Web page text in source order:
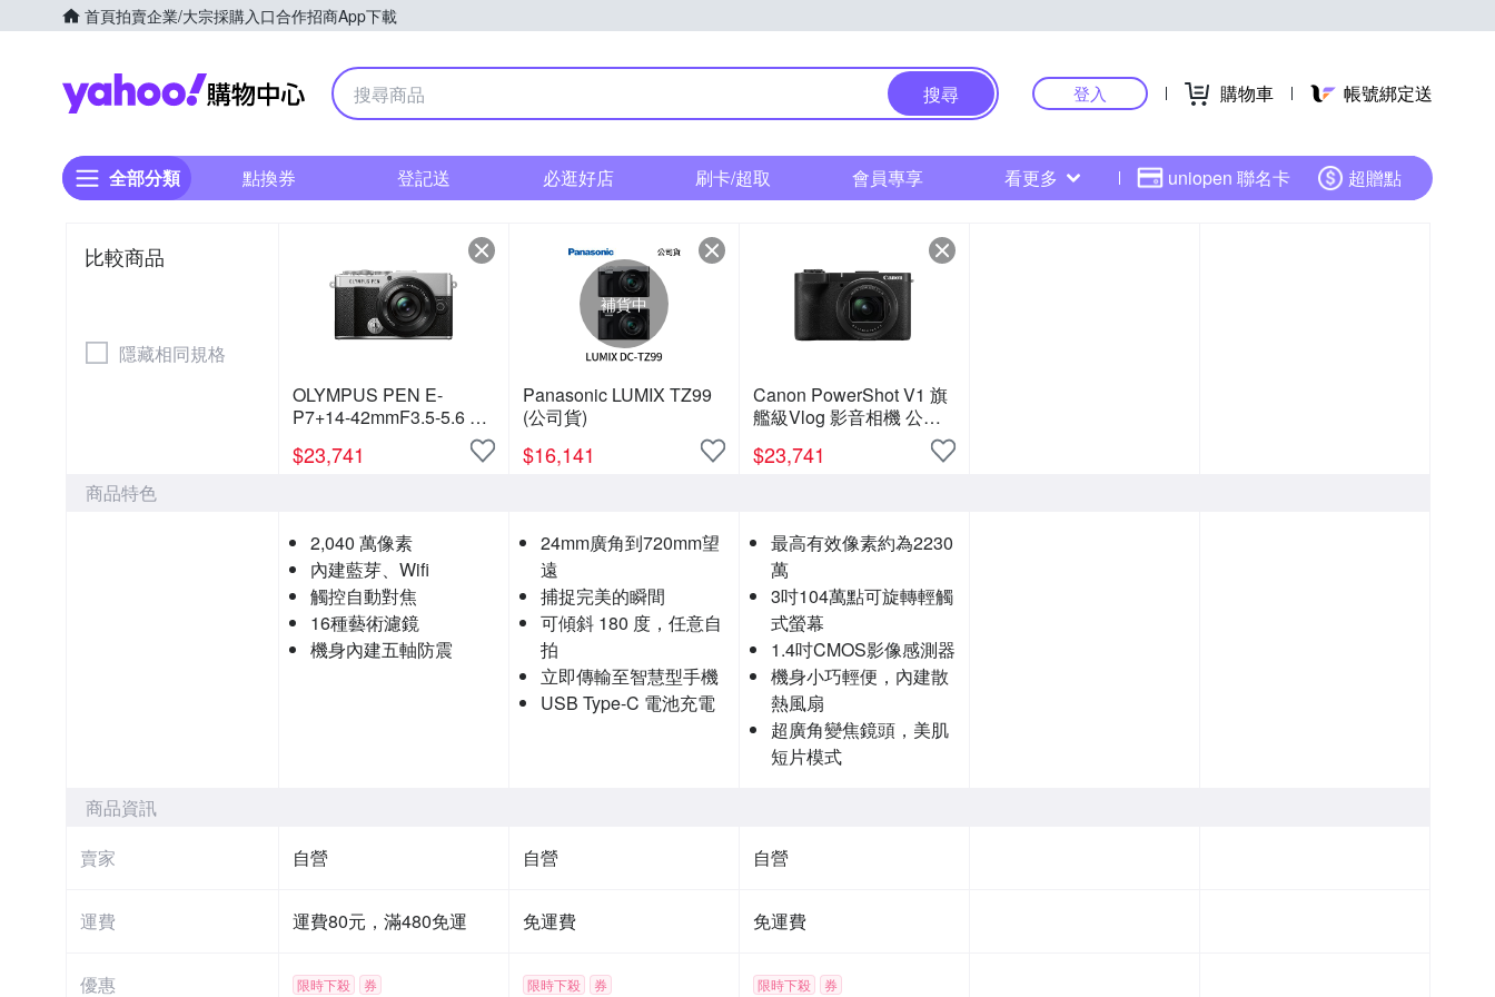
首頁拍賣企業/大宗採購入口合作招商App下載
Yahoo購物中心
搜尋 登入 購物車 帳號綁定送
全部分類 點換券 登記送 必逛好店 刷卡/超取 會員專享 看更多 uniopen 聯名卡 超贈點
比較商品
隱藏相同規格
OLYMPUS PEN E-
P7+14-42mmF3.5-5.6 鏡
$23,741
補貨中
Panasonic LUMIX TZ99
(公司貨)
$16,141
Canon PowerShot V1 旗
艦級Vlog 影音相機 公司
$23,741
商品特色
2,040 萬像素
內建藍芽、Wifi
觸控自動對焦
16種藝術濾鏡
機身內建五軸防震
24mm廣角到720mm望
遠
捕捉完美的瞬間
可傾斜 180 度，任意自
拍
立即傳輸至智慧型手機
USB Type-C 電池充電
最高有效像素約為2230
萬
3吋104萬點可旋轉輕觸
式螢幕
1.4吋CMOS影像感測器
機身小巧輕便，內建散
熱風扇
超廣角變焦鏡頭，美肌
短片模式
商品資訊
賣家
自營 自營 自營
運費 運費80元，滿480免運 免運費 免運費
優惠 限時下殺 券 限時下殺 券 限時下殺 券